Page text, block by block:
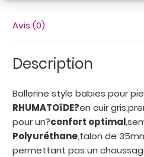
Avis (0)
Description
Ballerine style babies pour
RHUMATOïDE?en cuir
pour un?confort optimal
Polyuréthane,talon de
permettant pas un